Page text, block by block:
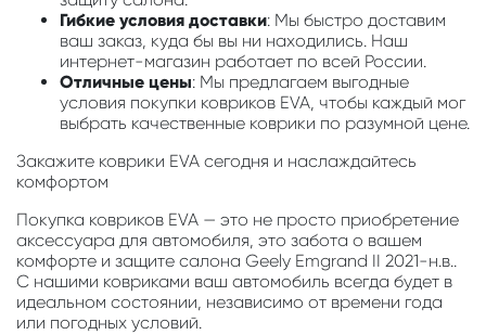
Гибкие условия доставки: Мы быстро доставим
ваш заказ, куда бы вы ни находились. Наш
интернет-магазин работает по всей России.
Отличные цены: Мы предлагаем выгодные
условия покупки ковриков EVA, чтобы каждый мог
выбрать качественные коврики по разумной цене.
Закажите коврики EVA сегодня и наслаждайтесь
комфортом
Покупка ковриков EVA — это не просто приобретение
аксессуара для автомобиля, это забота о вашем
комфорте и защите салона Geely Emgrand II 2021-н.в..
С нашими ковриками ваш автомобиль всегда будет в
идеальном состоянии, независимо от времени года
или погодных условий.